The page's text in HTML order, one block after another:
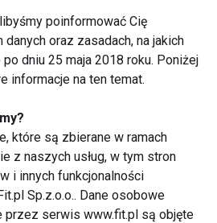
WELLNESS
sylwetki
poinformować Cię
oraz zasadach, na jakich
dniu 25 maja 2018 roku. Poniżej
informacje na ten temat.
które są zbierane w ramach
z naszych usług, w tym stron
i innych funkcjonalności
Sp.z.o.o.. Dane osobowe
przez serwis www.fit.pl są objęte